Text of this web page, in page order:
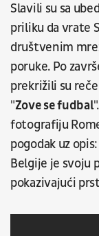
Slavili su sa
priliku da vrate
društvenim
poruke. Po
prekrižili su
"Zove se fudbal
fotografiju
pogodak uz
Belgije je svoju
pokazivajući